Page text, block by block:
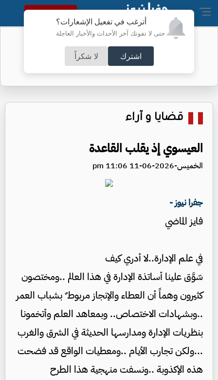
أترغب في تفعيل الإشعارات؟
حتى لا تفوتك آخر الأحداث والأخبار العاجلة
اشترك لا شكراً
النسخة الكاملة
قضايا و آراء
العيسوي إذ يقلب القاعدة
الخميس-2026-06-11 11:06 pm
جفرا نيوز -
فايز الماضي
في علم الإدارة..لا أدري كيف
سّوَّق علينا أساتذة الإدارة في هذا العالم ..ومختصون
كثيرون وهماً أن العطاء والإنجاز مربوط ٌ بشباب العمر
..وبشهادات الاختصاص.. وبمعاهد العلم وأتخمونا
بنظريات الإدارة ومدارسها الحديثة في الشرق والغرب
...ولكن تجارب الأيام ..ومعطيات الواقع قد فضحت
هذه الإكذوبة ..ونسفت منهجية هذا الطرح